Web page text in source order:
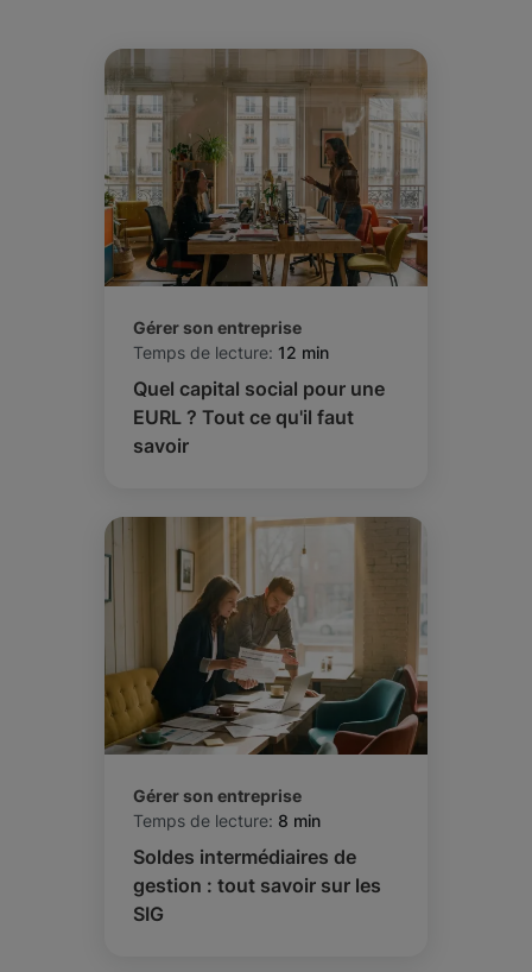
Gérer son entreprise
Temps de lecture: 12 min
Quel capital social pour une
EURL ? Tout ce qu'il faut
savoir
Gérer son entreprise
Temps de lecture: 8 min
Soldes intermédiaires de
gestion : tout savoir sur les
SIG